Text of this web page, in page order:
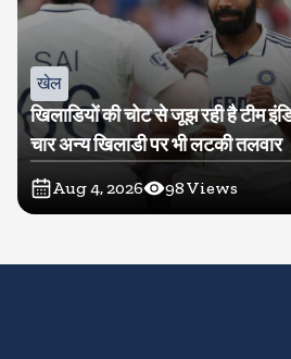
खेल
खिलाडियों की चोट से जूझ रही है टीम
चार अन्य खिलाडी पर भी लटकी तलवार
Aug 4, 2026 98Views